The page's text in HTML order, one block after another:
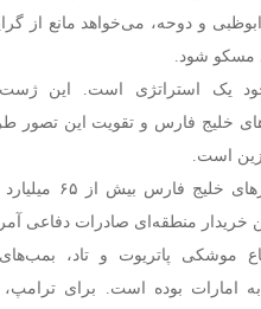
و دوحه، می‌خواهد مانع از
مسکو شود.
خود یک استراتژی است. این
خلیج فارس و تقویت این تصور
است.
بین سال‌های ۲۰۱۵
منطقه‌ای صادرات دفاعی
موشکی پاتریوت و تاد،
قراردادهایی برای فروش اف-۳۵ به امارات بوده